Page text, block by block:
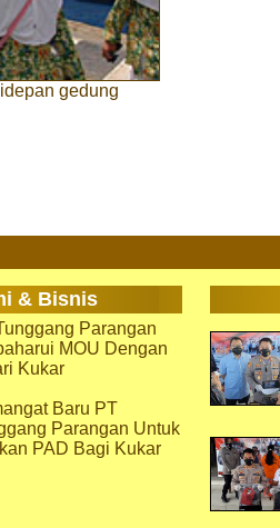
gedung
& Bisnis
Parangan
MOU Dengan
Kukar
Baru PT
Parangan Untuk
PAD Bagi Kukar